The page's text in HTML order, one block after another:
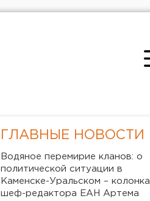
ГЛАВНЫЕ НОВОСТИ
Водяное перемирие кланов: о
политической ситуации в
Каменске-Уральском – колонка
шеф-редактора ЕАН Артема